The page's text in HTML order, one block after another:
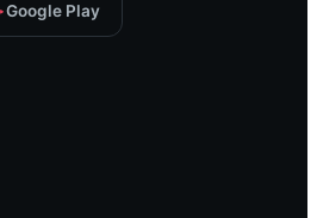
Google Play